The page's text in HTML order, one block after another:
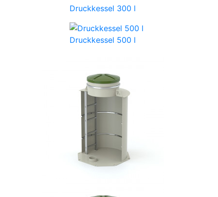
Druckkessel 300 l
Druckkessel 500 l